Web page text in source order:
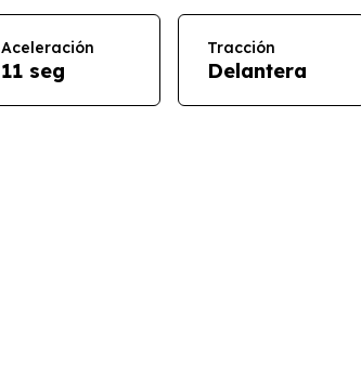
Aceleración
11 seg
Tracción
Delantera